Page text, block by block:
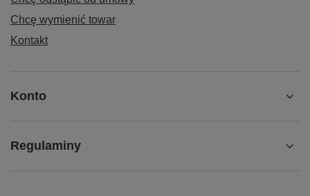
Chcę wymienić towar
Kontakt
Konto
Regulaminy